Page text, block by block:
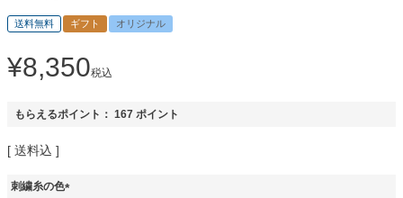
送料無料 ギフト オリジナル
¥8,350税込
もらえるポイント： 167 ポイント
送料込
刺繍糸の色